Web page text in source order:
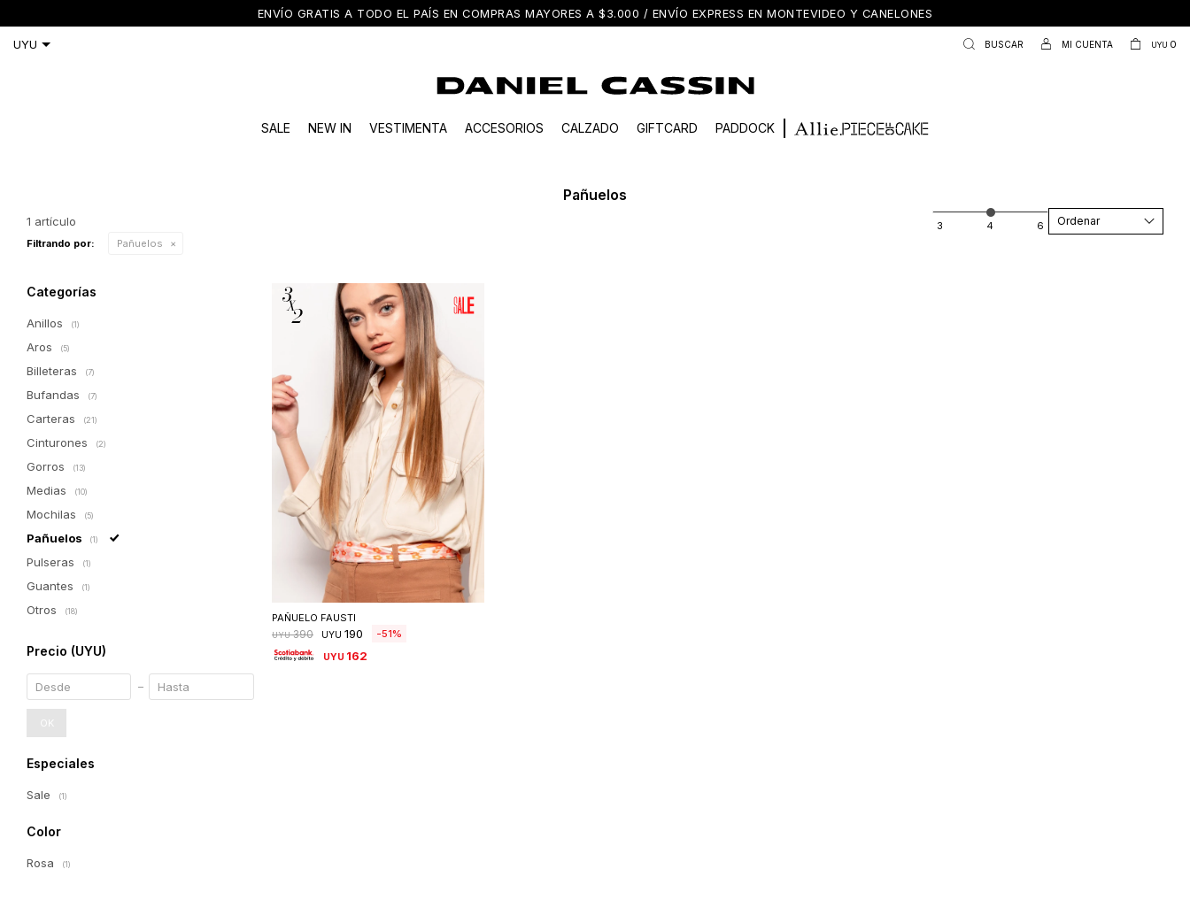
ENVÍO GRATIS A TODO EL PAÍS EN COMPRAS MAYORES A $3.000 / ENVÍO EXPRESS EN MONTEVIDEO Y CANELONES
SALE NEW IN VESTIMENTA ACCESORIOS CALZADO GIFTCARD PADDOCK
UYU 0
Pañuelos
1 artículo Recomendados
Filtrando por: Pañuelos
Seleccionar talle
PAÑUELO FAUSTI
UYU 390 UYU 190 51
UYU 162
Categorías
Anillos (1)
Aros (5)
Billeteras (7)
Bufandas (7)
Carteras (21)
Cinturones (2)
Gorros (13)
Medias (10)
Mochilas (5)
Pañuelos (1)
Pulseras (1)
Guantes (1)
Otros (18)
Precio (UYU)
OK
Especiales
Sale (1)
Color
Rosa (1)